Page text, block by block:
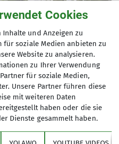
© DAV / Nadine Ormo
in erster Linie, ihren
zu schützen – wie
Wälder oder
Alpen ein zentrales
sie aus anderen, stärker
zurückgedrängt
nicht mehr vorkommen.
Cookies
und Anzeigen zu
für soziale Medien anbieten zu
Website zu analysieren.
zu Ihrer Verwendung
für soziale Medien,
Unsere Partner führen diese
mit weiteren Daten
haben oder die sie
Dienste gesammelt haben.